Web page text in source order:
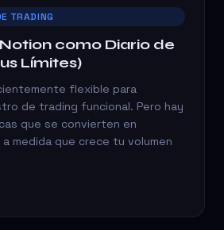
TRADING
como Diario de
Límites)
flexible para
de trading funcional. Pero hay
que se convierten en
medida que crece tu volumen